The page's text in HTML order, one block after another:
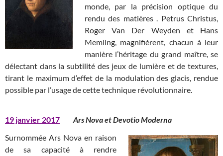
monde, par la précision optique du
rendu des matières . Petrus Christus,
Roger Van Der Weyden et Hans
Memling, magnifièrent, chacun à leur
manière l’héritage du grand maître, se
délectant dans la subtilité des jeux de lumière et de textures,
tirant le maximum d’effet de la modulation des glacis, rendue
possible par l’usage de cette technique révolutionnaire.
19 janvier 2017
Ars Nova et Devotio Moderna
Surnommée Ars Nova en raison
de sa capacité à rendre